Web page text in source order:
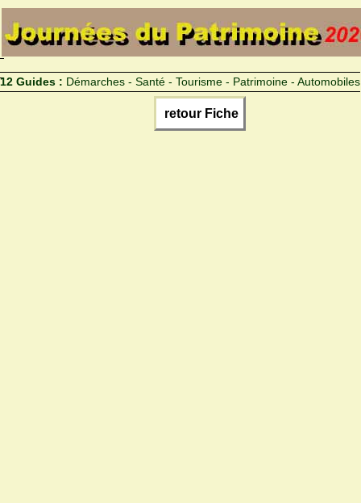
12 Guides : Démarches - Santé - Tourisme - Patrimoine - Automobiles
retour Fiche